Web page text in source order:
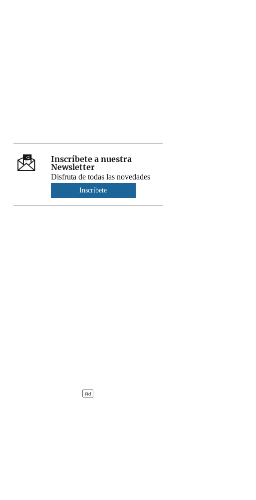
Inscríbete a nuestra
Newsletter
Disfruta de todas las novedades
Inscríbete